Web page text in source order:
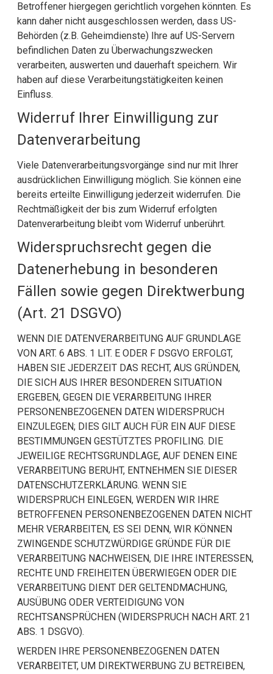
Betroffener hiergegen gerichtlich vorgehen könnten. Es
kann daher nicht ausgeschlossen werden, dass US-
Behörden (z.B. Geheimdienste) Ihre auf US-Servern
befindlichen Daten zu Überwachungszwecken
verarbeiten, auswerten und dauerhaft speichern. Wir
haben auf diese Verarbeitungstätigkeiten keinen
Einfluss.
Widerruf Ihrer Einwilligung zur
Datenverarbeitung
Viele Datenverarbeitungsvorgänge sind nur mit Ihrer
ausdrücklichen Einwilligung möglich. Sie können eine
bereits erteilte Einwilligung jederzeit widerrufen. Die
Rechtmäßigkeit der bis zum Widerruf erfolgten
Datenverarbeitung bleibt vom Widerruf unberührt.
Widerspruchsrecht gegen die
Datenerhebung in besonderen
Fällen sowie gegen Direktwerbung
(Art. 21 DSGVO)
WENN DIE DATENVERARBEITUNG AUF GRUNDLAGE
VON ART. 6 ABS. 1 LIT. E ODER F DSGVO ERFOLGT,
HABEN SIE JEDERZEIT DAS RECHT, AUS GRÜNDEN,
DIE SICH AUS IHRER BESONDEREN SITUATION
ERGEBEN, GEGEN DIE VERARBEITUNG IHRER
PERSONENBEZOGENEN DATEN WIDERSPRUCH
EINZULEGEN; DIES GILT AUCH FÜR EIN AUF DIESE
BESTIMMUNGEN GESTÜTZTES PROFILING. DIE
JEWEILIGE RECHTSGRUNDLAGE, AUF DENEN EINE
VERARBEITUNG BERUHT, ENTNEHMEN SIE DIESER
DATENSCHUTZERKLÄRUNG. WENN SIE
WIDERSPRUCH EINLEGEN, WERDEN WIR IHRE
BETROFFENEN PERSONENBEZOGENEN DATEN NICHT
MEHR VERARBEITEN, ES SEI DENN, WIR KÖNNEN
ZWINGENDE SCHUTZWÜRDIGE GRÜNDE FÜR DIE
VERARBEITUNG NACHWEISEN, DIE IHRE INTERESSEN,
RECHTE UND FREIHEITEN ÜBERWIEGEN ODER DIE
VERARBEITUNG DIENT DER GELTENDMACHUNG,
AUSÜBUNG ODER VERTEIDIGUNG VON
RECHTSANSPRÜCHEN (WIDERSPRUCH NACH ART. 21
ABS. 1 DSGVO).
WERDEN IHRE PERSONENBEZOGENEN DATEN
VERARBEITET, UM DIREKTWERBUNG ZU BETREIBEN,